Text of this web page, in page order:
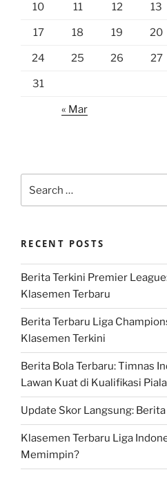
10 11 12 13
17 18 19 20
24 25 26 27
31
« Mar
for:
RECENT POSTS
Berita Terkini Premier
Klasemen Terbaru
Berita Terbaru Liga
Klasemen Terkini
Berita Bola Terbaru: Timnas
Lawan Kuat di Kualifikasi
Update Skor Langsung:
Klasemen Terbaru Liga
Memimpin?